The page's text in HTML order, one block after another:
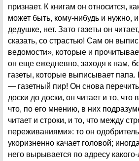
признает. К книгам он относится,
может быть, кому-нибудь и нужно,
дедушке, нет. Зато газеты он
сказать, со страстью! Сам он
ведомости», которые и
он еще ежедневно, заходя к нам,
газеты, которые выписывает
— газетный пир! Он снова
доски до доски, он читает и то, что
что, по его мнению, в них
читает и строки, и то, что между
переживаниями»: то он
укоризненно качает головой;
него вырывается по адресу